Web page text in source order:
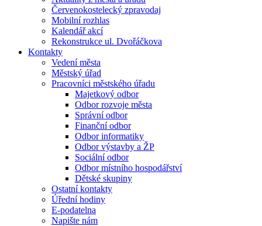
Červenokostelecký zpravodaj
Mobilní rozhlas
Kalendář akcí
Rekonstrukce ul. Dvořáčkova
Kontakty
Vedení města
Městský úřad
Pracovníci městského úřadu
Majetkový odbor
Odbor rozvoje města
Správní odbor
Finanční odbor
Odbor informatiky
Odbor výstavby a ŽP
Sociální odbor
Odbor místního hospodářství
Dětské skupiny
Ostatní kontakty
Úřední hodiny
E-podatelna
Napište nám